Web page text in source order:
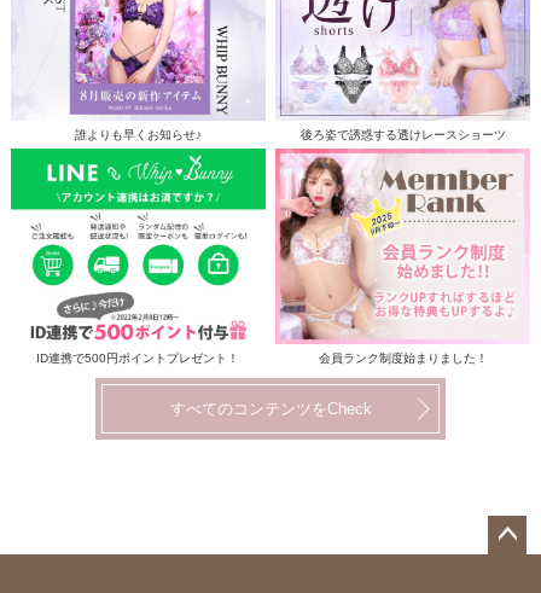
誰よりも早くお知らせ♪ 後ろ姿で誘惑する透けレースショーツ
ID連携で500円ポイントプレゼント！ 会員ランク制度始まりました！
すべてのコンテンツをCheck